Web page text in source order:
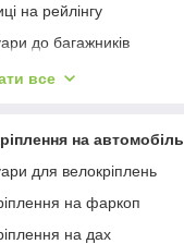
на рейлінгу
до багажників
в штатне місце
на інтегровані рейлінги
на водості
все
на автомобіль
для велокріплень
на фаркоп
на дах